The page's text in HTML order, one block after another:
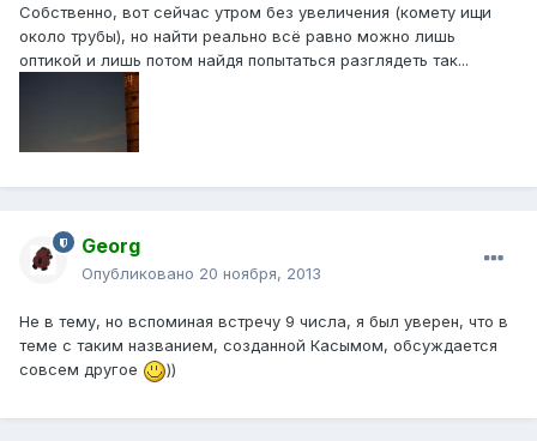
Собственно, вот сейчас утром без увеличения (комету ищи
около трубы), но найти реально всё равно можно лишь
оптикой и лишь потом найдя попытаться разглядеть так...
Georg
Опубликовано 20 ноября, 2013
Не в тему, но вспоминая встречу 9 числа, я был уверен, что в
теме с таким названием, созданной Касымом, обсуждается
совсем другое
))